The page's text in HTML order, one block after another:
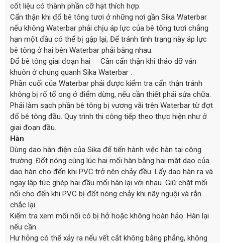
cốt liệu có thành phần cỡ hạt thích hợp.
Cẩn thận khi đổ bê tông tươi ở những nơi gần Sika Waterbar
nếu không Waterbar phải chịu áp lực của bê tông tươi chẳng
hạn một đầu có thể bị gập lại, Để tránh tình trạng này áp lực
bê tông ở hai bên Waterbar phải bằng nhau.
Đổ bê tông giai đoạn hai Cần cẩn thận khi tháo dỡ ván
khuôn ở chung quanh Sika Waterbar .
Phần cuối của Waterbar phải được kiểm tra cẩn thận tránh
không bị rổ tổ ong ở điểm dừng, nếu cần thiết phải sửa chữa.
Phải làm sạch phần bê tông bị vương vãi trên Waterbar từ đợt
đổ bê tông đầu. Quy trình thi công tiếp theo thực hiện như ở
giai đoạn đầu.
Hàn
Dùng dao hàn điện của Sika để tiến hành việc hàn tại công
trường. Đốt nóng cùng lúc hai mối hàn bằng hai mặt dao của
dao hàn cho đến khi PVC trở nên chảy đều. Lấy dao hàn ra và
ngay lập tức ghép hai đầu mối hàn lại với nhau. Giữ chặt mối
nối cho đến khi PVC bị đốt nóng chảy khi nãy nguội và rắn
chắc lại.
Kiểm tra xem mối nối có bị hở hoặc không hoàn hảo. Hàn lại
nếu cần.
Hư hỏng có thể xảy ra nếu vết cắt không bằng phẳng, không